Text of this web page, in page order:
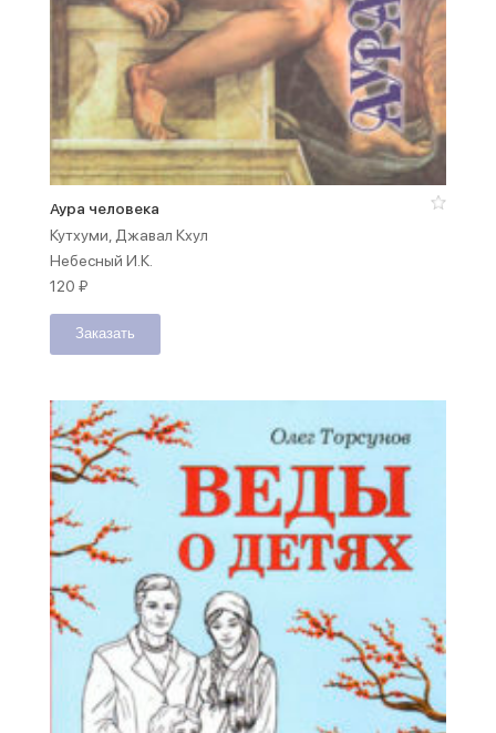
Аура человека
Кутхуми, Джавал Кхул
Небесный И.К.
120 ₽
Заказать